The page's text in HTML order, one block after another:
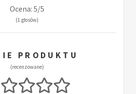
Ocena: 5/5
(1 głosów)
PRODUKTU
(recenzowane)